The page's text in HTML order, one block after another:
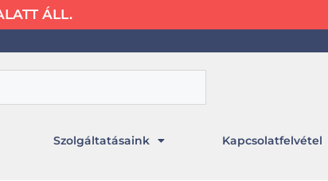
ÁLL.
Szolgáltatásaink Kapcsolatfelvétel